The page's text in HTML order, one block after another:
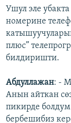
Ушул эле
номерине
плюс”
билдиришти.
Абдуллажан: -
Анын айткан
пикирде
бербешибиз